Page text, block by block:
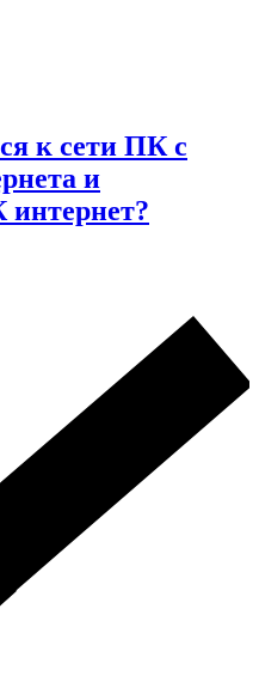
к сети ПК с
и
интернет?